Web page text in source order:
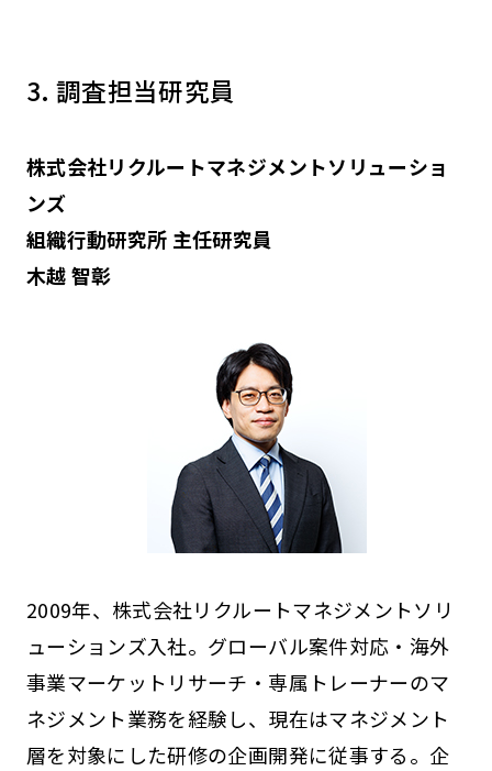
3. 調査担当研究員
株式会社リクルートマネジメントソリューショ
ンズ
組織行動研究所 主任研究員
木越 智彰
2009年、株式会社リクルートマネジメントソリ
ューションズ入社。グローバル案件対応・海外
事業マーケットリサーチ・専属トレーナーのマ
ネジメント業務を経験し、現在はマネジメント
層を対象にした研修の企画開発に従事する。企